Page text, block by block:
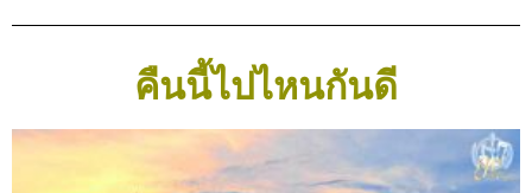
คืนนี้ไปไหนกันดี